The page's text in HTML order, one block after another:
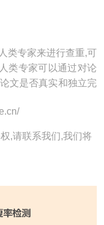
类专家来进行查重,可
类专家可以通过对论
文是否真实和独立完
,请联系我们,我们将